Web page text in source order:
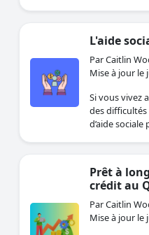
L'aide
Par Caitlin
Mise à jour le
Si vous vivez
des
d’aide
Prêt à
crédit au
Par Caitlin
Mise à jour le